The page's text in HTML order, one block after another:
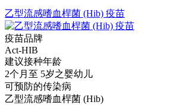
乙型流感嗜血桿菌 (Hib) 疫苗
疫苗品牌
Act-HIB
建议接种年龄
2个月至 5岁之婴幼儿
可预防的传染病
乙型流感嗜血桿菌 (Hib)